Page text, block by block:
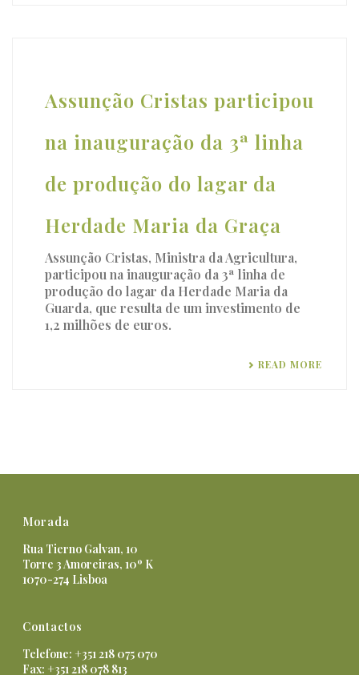
Assunção Cristas participou
na inauguração da 3ª linha
de produção do lagar da
Herdade Maria da Graça
Assunção Cristas, Ministra da Agricultura,
participou na inauguração da 3ª linha de
produção do lagar da Herdade Maria da
Guarda, que resulta de um investimento de
1,2 milhões de euros.
READ MORE
Morada
Rua Tierno Galvan, 10
Torre 3 Amoreiras, 10º K
1070-274 Lisboa
Contactos
Telefone: +351 218 075 070
Fax: +351 218 078 813